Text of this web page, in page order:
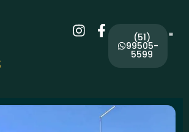
(51)
99505-
5599